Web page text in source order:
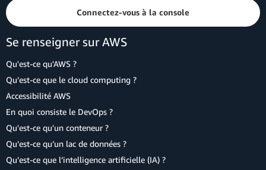
Connectez-vous à la console
Se renseigner sur AWS
Qu'est-ce qu'AWS ?
Qu’est-ce que le cloud computing ?
Accessibilité AWS
En quoi consiste le DevOps ?
Qu'est-ce qu'un conteneur ?
Qu’est-ce qu’un lac de données ?
Qu’est-ce que l’intelligence artificielle (IA) ?